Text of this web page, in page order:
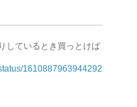
しているとき買っとけば
1610887963944292